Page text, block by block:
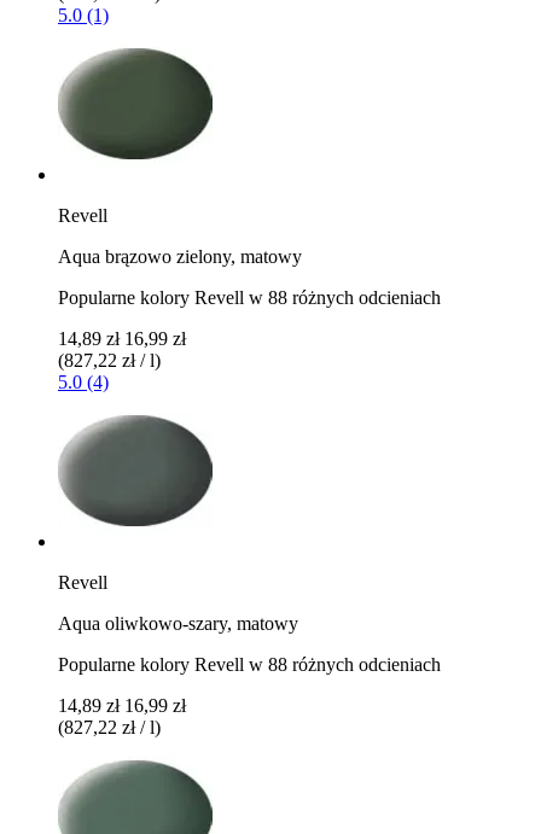
5.0 (1)
Revell
Aqua brązowo zielony, matowy
Popularne kolory Revell w 88 różnych odcieniach
14,89 zł 16,99 zł
(827,22 zł / l)
5.0 (4)
Revell
Aqua oliwkowo-szary, matowy
Popularne kolory Revell w 88 różnych odcieniach
14,89 zł 16,99 zł
(827,22 zł / l)